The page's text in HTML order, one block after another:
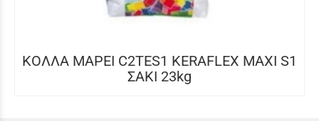
ΚΟΛΛΑ MAPEI C2TES1 KERAFLEX MAXI S1
ΣΑΚΙ 23kg